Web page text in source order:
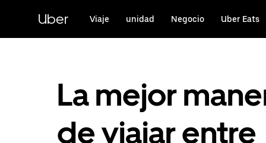
contenido
principal
Uber Viaje unidad Negocio Uber Eats
La mejor
de viajar entre